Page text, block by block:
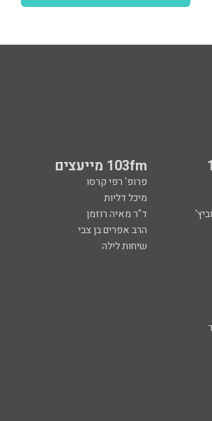
103fm מייעצים
פרופ' רפי קרסו
מיכל דליות
ד"ר מאיה רוזמן
הרב אפרים בן צבי
שיחות לילה